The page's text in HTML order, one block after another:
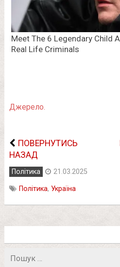
Джерело.
ПОВЕРНУТИСЬ
НАЗАД
Політика 21.03.2025
Політика, Україна